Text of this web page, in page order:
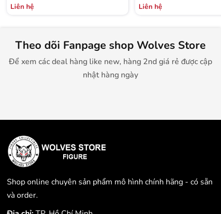
Liên hệ
Liên hệ
Theo dõi Fanpage shop Wolves Store
Để xem các deal hàng like new, hàng 2nd giá rẻ được cập
nhật hàng ngày
Shop online chuyên sản phẩm mô hình chính hãng - có sẵn
và order.